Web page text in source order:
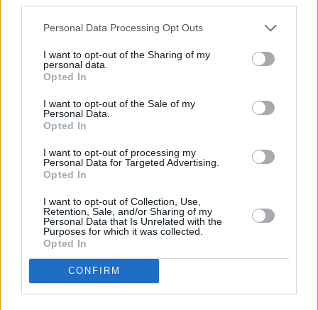
negar su consentimiento. Tenga en cuenta que algún
de su consentimiento, pero usted tiene el derecho de
rechazar tal procesamiento. Sus preferencias se aplicarán
cualquier momento entrando de nuevo en este sitio web o
visitando nuestra política de privacidad.
Personal Data Processing Opt Outs
I want to opt-out of the Sharing of my
personal data.
Opted In
I want to opt-out of the Sale of my
Personal Data.
Opted In
I want to opt-out of processing my
Personal Data for Targeted Advertising.
Opted In
I want to opt-out of Collection, Use,
Retention, Sale, and/or Sharing of my
Personal Data that Is Unrelated with the
Purposes for which it was collected.
Opted In
CONFIRM